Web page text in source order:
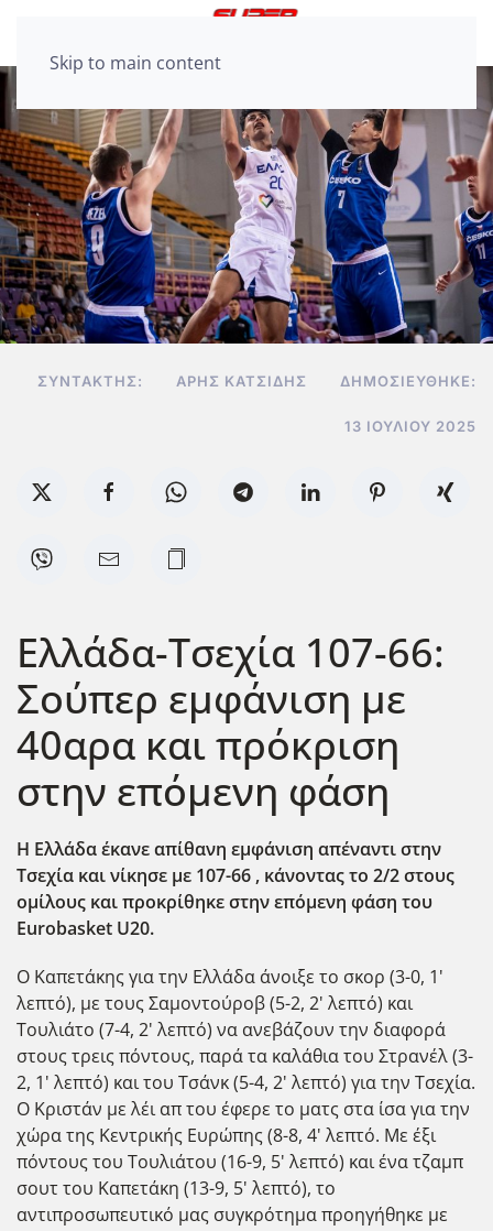
Skip to main content
ΣΥΝΤΆΚΤΗΣ: ΆΡΗΣ ΚΑΤΣΊΔΗΣ ΔΗΜΟΣΙΕΎΘΗΚΕ:
13 ΙΟΥΛΊΟΥ 2025
Ελλάδα-Τσεχία 107-66:
Σούπερ εμφάνιση με
40αρα και πρόκριση
στην επόμενη φάση
Η Ελλάδα έκανε απίθανη εμφάνιση απέναντι στην
Τσεχία και νίκησε με 107-66 , κάνοντας το 2/2 στους
ομίλους και προκρίθηκε στην επόμενη φάση του
Eurobasket U20.
Ο Καπετάκης για την Ελλάδα άνοιξε το σκορ (3-0, 1'
λεπτό), με τους Σαμοντούροβ (5-2, 2' λεπτό) και
Τουλιάτο (7-4, 2' λεπτό) να ανεβάζουν την διαφορά
στους τρεις πόντους, παρά τα καλάθια του Στρανέλ (3-
2, 1' λεπτό) και του Τσάνκ (5-4, 2' λεπτό) για την Τσεχία.
Ο Κριστάν με λέι απ του έφερε το ματς στα ίσα για την
χώρα της Κεντρικής Ευρώπης (8-8, 4' λεπτό. Με έξι
πόντους του Τουλιάτου (16-9, 5' λεπτό) και ένα τζαμπ
σουτ του Καπετάκη (13-9, 5' λεπτό), το
αντιπροσωπευτικό μας συγκρότημα προηγήθηκε με